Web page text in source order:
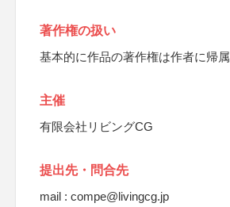
著作権の扱い
基本的に作品の著作権は作者に帰属
主催
有限会社リビングCG
提出先・問合先
mail : compe@livingcg.jp